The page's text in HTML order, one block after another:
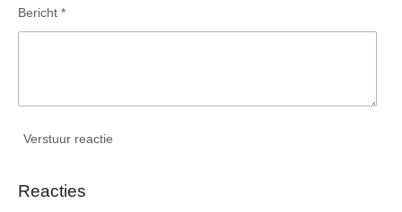
Bericht *
Verstuur reactie
Reacties